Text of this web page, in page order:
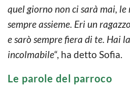
quel giorno non ci sarà mai,
sempre assieme. Eri un
e sarò sempre fiera di te. Hai
incolmabile“, ha detto Sofia.
Le parole del parroco